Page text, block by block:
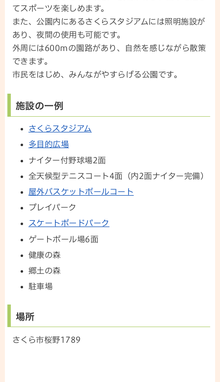
てスポーツを楽しめます。
また、公園内にあるさくらスタジアムには照明施設が
あり、夜間の使用も可能です。
外周には600mの園路があり、自然を感じながら散策
できます。
市民をはじめ、みんながやすらげる公園です。
施設の一例
さくらスタジアム
多目的広場
ナイター付野球場2面
全天候型テニスコート4面（内2面ナイター完備）
屋外バスケットボールコート
プレイパーク
スケートボードパーク
ゲートボール場6面
健康の森
郷土の森
駐車場
場所
さくら市桜野1789